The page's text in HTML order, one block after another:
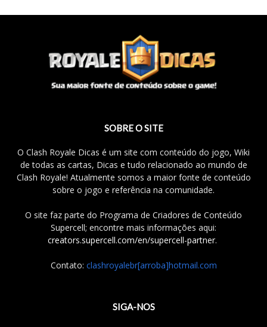
SOBRE O SITE
O Clash Royale Dicas é um site com conteúdo do jogo, Wiki
de todas as cartas, Dicas e tudo relacionado ao mundo de
Clash Royale! Atualmente somos a maior fonte de conteúdo
sobre o jogo e referência na comunidade.
O site faz parte do Programa de Criadores de Conteúdo
Supercell; encontre mais informações aqui:
creators.supercell.com/en/supercell-partner.
Contato: clashroyalebr[arroba]hotmail.com
SIGA-NOS